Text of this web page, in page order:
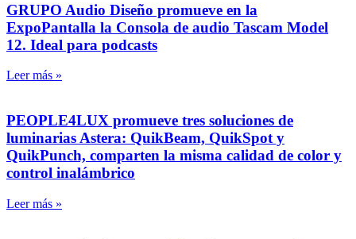
GRUPO Audio Diseño promueve en la
ExpoPantalla la Consola de audio Tascam Model
12. Ideal para podcasts
Leer más »
PEOPLE4LUX promueve tres soluciones de
luminarias Astera: QuikBeam, QuikSpot y
QuikPunch, comparten la misma calidad de color y
control inalámbrico
Leer más »